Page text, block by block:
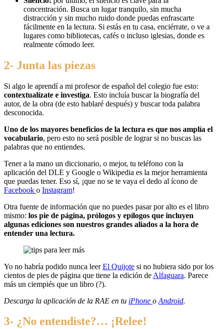
concentración. Busca un lugar tranquilo, sin mucha
distracción y sin mucho ruido donde puedas enfrascarte
fácilmente en la lectura. Si estás en tu casa, enciérrate, o ve a
lugares como bibliotecas, cafés o incluso iglesias, donde es
realmente cómodo leer.
2- Junta las piezas
Si algo le aprendí a mi profesor de español del colegio fue esto:
contextualízate e investiga. Esto incluía buscar la biografía del
autor, de la obra (de esto hablaré después) y buscar toda palabra
desconocida.
Uno de los mayores beneficios de la lectura es que nos amplía el
vocabulario, pero esto no será posible de lograr si no buscas las
palabras que no entiendes.
Tener a la mano un diccionario, o mejor, tu teléfono con la
aplicación del DLE y Google o Wikipedia es la mejor herramienta
que puedas tener. Eso sí, ¡que no se te vaya el dedo al ícono de
Facebook o Instagram!
Otra fuente de información que no puedes pasar por alto es el libro
mismo: los pie de página, prólogos y epílogos que incluyen
algunas ediciones son nuestros grandes aliados a la hora de
entender una lectura.
Yo no habría podido nunca leerEl Quijote si no hubiera sido por los
cientos de pies de página que tiene la edición de Alfaguara. Parece
más un ciempiés que un libro (?).
Descarga la aplicación de la RAE en tu iPhone o Android.
3- ¿No entendiste?… ¡Relee!